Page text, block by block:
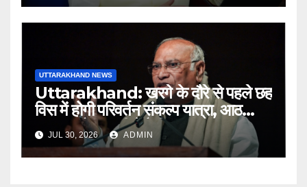
UTTARAKHAND NEWS
Uttarakhand: खरगे के दौरे से पहले छह
विस में होगी परिवर्तन संकल्प यात्रा, आठ
अगस्त को हल्द्वानी में रैली
JUL 30, 2026 ADMIN